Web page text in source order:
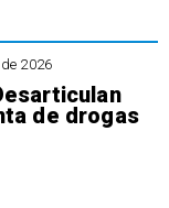
2026
de drogas